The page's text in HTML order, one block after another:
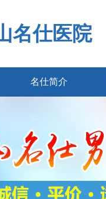
名仕医院
名仕简介